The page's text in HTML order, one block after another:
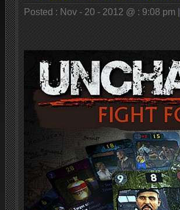
Posted : Nov - 20 - 2012 @ : 9:08 pm |